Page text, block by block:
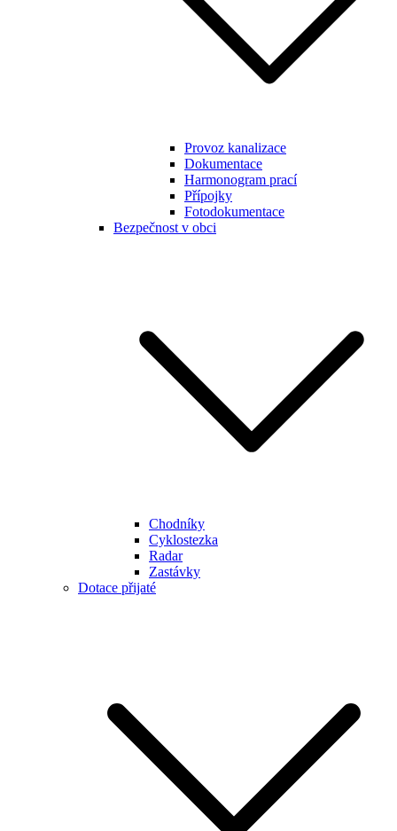
Provoz kanalizace
Dokumentace
Harmonogram prací
Přípojky
Fotodokumentace
Bezpečnost v obci
Chodníky
Cyklostezka
Radar
Zastávky
Dotace přijaté